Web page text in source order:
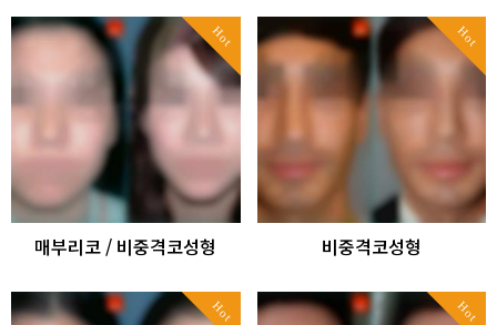
Hot
매부리코 / 비중격코성형
Hot
비중격코성형
Hot Hot